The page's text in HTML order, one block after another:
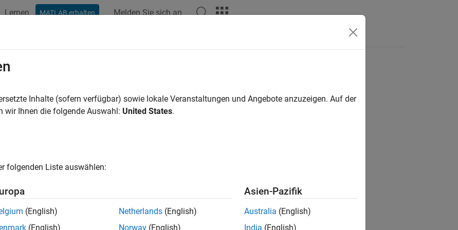
Lernen MATLAB erhalten Melden Sie sich an
index)
Inhalte (sofern verfügbar) sowie lokale Veranstaltungen und Angebote anzuzeigen. Auf der
wir Ihnen die folgende Auswahl: United States.
folgenden Liste auswählen:
(English)
(English)
Netherlands (English)
Norway (English)
Asien-Pazifik
Australia (English)
India (English)